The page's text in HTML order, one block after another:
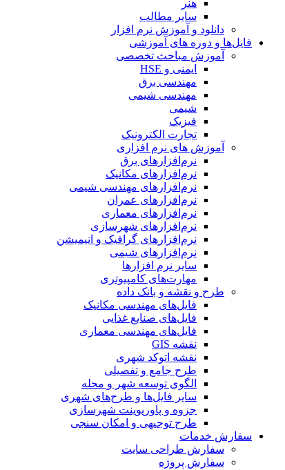
هنر
سایر مطالب
دانلود و آموزش نرم افزار
فایل‌ها و دوره های آموزشی
آموزش مباحث تخصصی
ایمنی و HSE
مهندسی برق
مهندسی شیمی
شیمی
فیزیک
تجارت الکترونیک
آموزش های نرم افزاری
نرم‌افزارهای برق
نرم‌افزارهای مکانیک
نرم‌افزارهای مهندسی شیمی
نرم‌افزارهای عمران
نرم‌افزارهای معماری
نرم‌افزارهای شهرسازی
نرم‌افزارهای گرافیک و انیمیشن
نرم‌افزارهای شیمی
سایر نرم افزارها
مهارت‌های کامپیوتری
طرح و نقشه و بانک داده
فایل‌های مهندسی مکانیک
فایل‌های صنایع غذایی
فایل‌های مهندسی معماری
نقشه GIS
نقشه اتوکد شهری
طرح جامع و تفصیلی
الگوی توسعه شهر و محله
سایر فایل‌ها و طرح‌های شهری
جزوه و پاورپوینت شهرسازی
طرح توجیهی و امکان سنجی
سفارش خدمات
سفارش طراحی سایت
سفارش پروژه